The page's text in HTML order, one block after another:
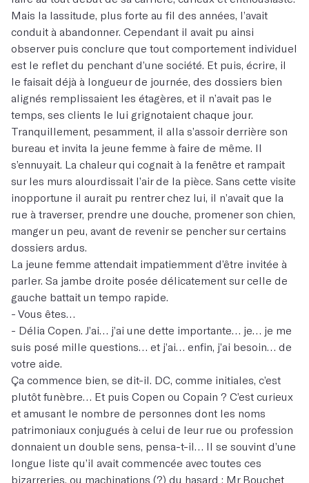
Mais la lassitude, plus forte au fil des années, l’avait
conduit à abandonner. Cependant il avait pu ainsi
observer puis conclure que tout comportement individuel
est le reflet du penchant d’une société. Et puis, écrire, il
le faisait déjà à longueur de journée, des dossiers bien
alignés remplissaient les étagères, et il n’avait pas le
temps, ses clients le lui grignotaient chaque jour.
Tranquillement, pesamment, il alla s’assoir derrière son
bureau et invita la jeune femme à faire de même. Il
s’ennuyait. La chaleur qui cognait à la fenêtre et rampait
sur les murs alourdissait l’air de la pièce. Sans cette visite
inopportune il aurait pu rentrer chez lui, il n’avait que la
rue à traverser, prendre une douche, promener son chien,
manger un peu, avant de revenir se pencher sur certains
dossiers ardus.
La jeune femme attendait impatiemment d’être invitée à
parler. Sa jambe droite posée délicatement sur celle de
gauche battait un tempo rapide.
- Vous êtes…
- Délia Copen. J’ai… j’ai une dette importante… je… je me
suis posé mille questions… et j’ai… enfin, j’ai besoin… de
votre aide.
Ça commence bien, se dit-il. DC, comme initiales, c’est
plutôt funèbre… Et puis Copen ou Copain ? C’est curieux
et amusant le nombre de personnes dont les noms
patrimoniaux conjugués à celui de leur rue ou profession
donnaient un double sens, pensa-t-il… Il se souvint d’une
longue liste qu’il avait commencée avec toutes ces
bizarreries, ou machinations (?) du hasard : Mr Bouchet